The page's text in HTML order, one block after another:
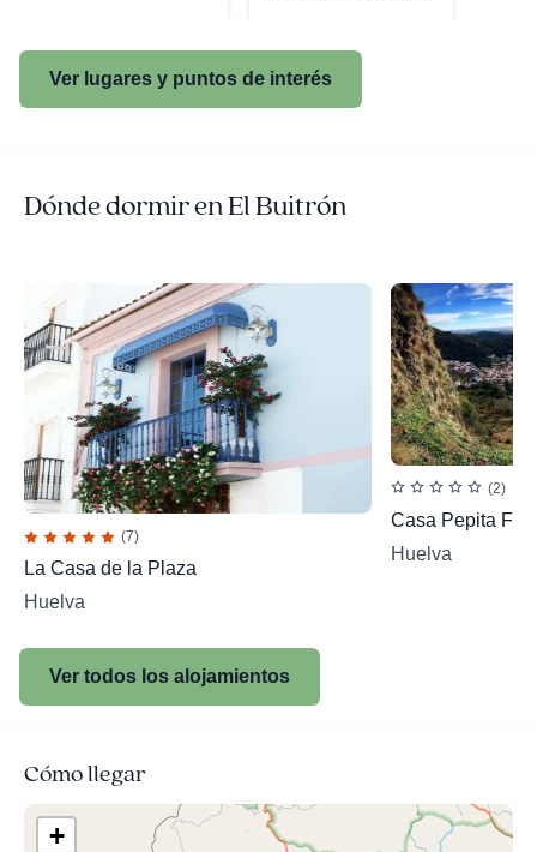
Ver lugares y puntos de interés
Dónde dormir en El Buitrón
(7)
La Casa de la Plaza
Huelva
(2)
Casa Pepita
Huelva
Ver todos los alojamientos
Cómo llegar
+